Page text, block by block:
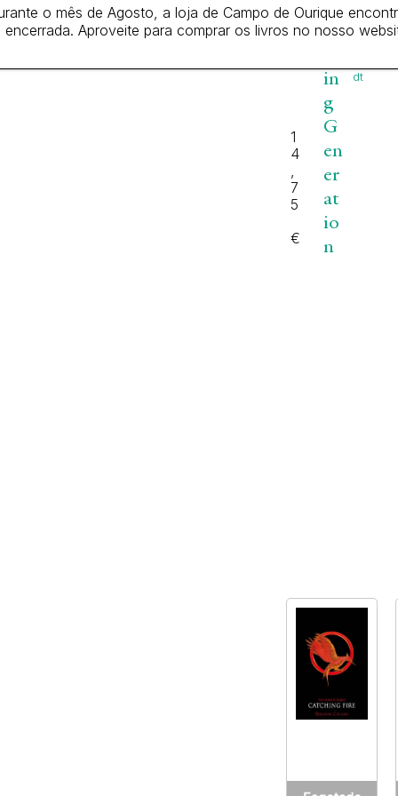
1
4
7
5
€
A
m
in
g
G
en
er
at
io
n
Jo
ha
dt
o mês de Agosto, a loja de Campo de Ourique
encerrada. Aproveite para comprar os livros no nosso